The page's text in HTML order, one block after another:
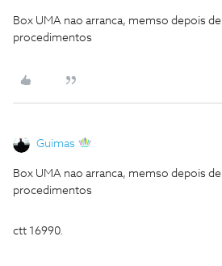
Box UMA nao arranca, memso depois
procedimentos
Guimas
Box UMA nao arranca, memso depois
procedimentos
ctt 16990.